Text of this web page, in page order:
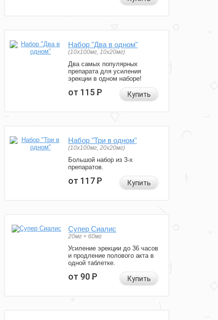
Набор "Два в одном"
(10x100мг, 10x20мг)
Два самых популярных
препарата для усиления
эрекции в одном наборе!
от 115Р Купить
Набор "Три в одном"
(10x100мг, 20x20мг)
Большой набор из 3-х
препаратов.
от 117Р Купить
Супер Сиалис
20мг + 60мг
Усиление эрекции до 36 часов
и продление полового акта в
одной таблетке.
от 90Р Купить